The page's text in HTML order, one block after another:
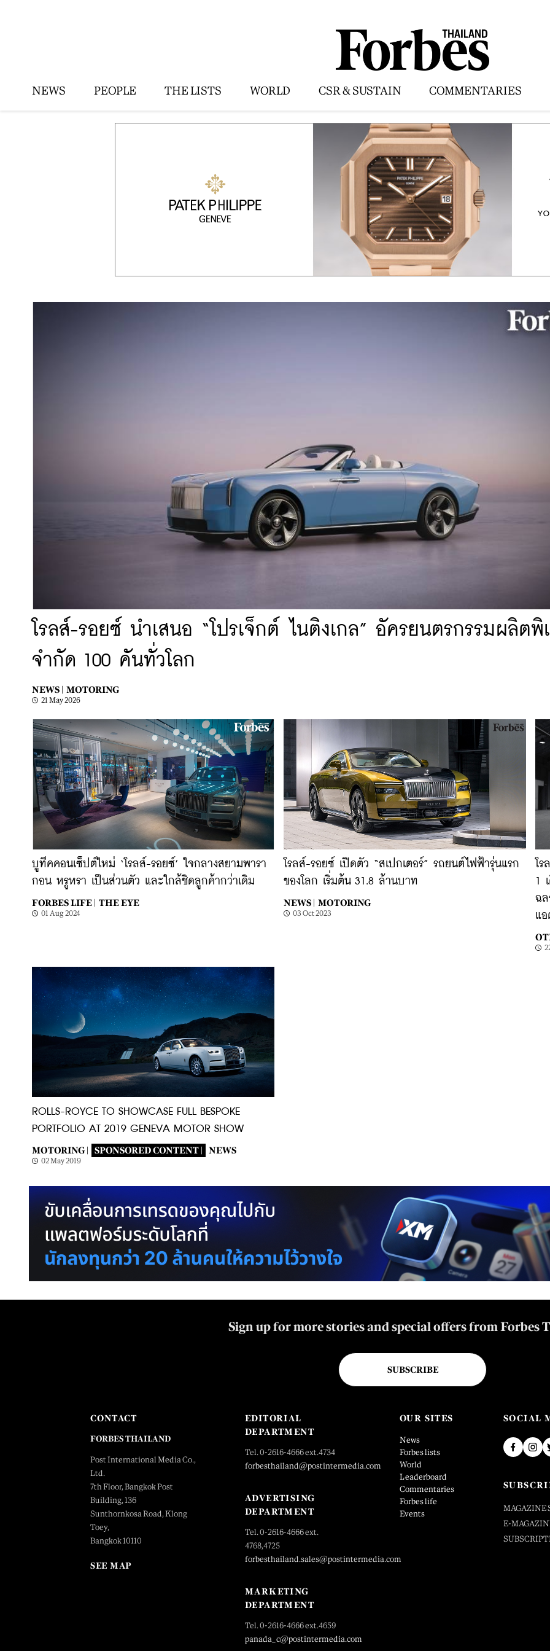
NEWS PEOPLE THE LISTS WORLD CSR & SUSTAIN COMMENTARIES
โรลส์-รอยซ์ นำเสนอ “โปรเจ็กต์ ไนติงเกล” อัครยนตรกรรมผลิตพิ
จำกัด 100 คันทั่วโลก
NEWS | MOTORING
21 May 2026
บูทีคคอนเซ็ปต์ใหม่ ‘โรลส์-รอยซ์’ ใจกลางสยามพารา
กอน หรูหรา เป็นส่วนตัว และใกล้ชิดลูกค้ากว่าเดิม
FORBES LIFE | THE EYE
01 Aug 2024
โรลส์-รอยซ์ เปิดตัว “สเปกเตอร์” รถยนต์ไฟฟ้ารุ่นแรก
ของโลก เริ่มต้น 31.8 ล้านบาท
NEWS | MOTORING
03 Oct 2023
โ
1
ฉล
แ
ROLLS-ROYCE TO SHOWCASE FULL BESPOKE
PORTFOLIO AT 2019 GENEVA MOTOR SHOW
MOTORING | SPONSORED CONTENT | NEWS
02 May 2019
Sign up for more stories and special offers from Forbes
SUBSCRIBE
CONTACT
FORBES THAILAND
Post International Media Co.,
Ltd.
7th Floor, Bangkok Post
Building, 136
Sunthornkosa Road, Klong
Toey,
Bangkok 10110
SEE MAP
EDITORIAL
DEPARTMENT
Tel. 0-2616-4666 ext.4734
forbesthailand@postintermedia.com
ADVERTISING
DEPARTMENT
Tel. 0-2616-4666 ext.
4768,4725
forbesthailand.sales@postintermedia.com
MARKETING
DEPARTMENT
Tel. 0-2616-4666 ext.4659
panada_c@postintermedia.com
OUR SITES
News
Forbes lists
World
Leaderboard
Commentaries
Forbes life
Events
SOCIAL
MAGAZINE
E-